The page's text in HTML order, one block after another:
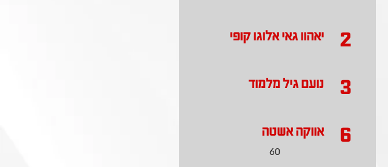
יאהוו גאי אלוגו קופי 2
נועם גיל מלמוד 3
אווקה אשטה
60
6